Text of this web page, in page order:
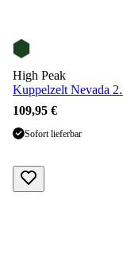
High Peak
Kuppelzelt Nevada
109,95 €
Sofort lieferbar